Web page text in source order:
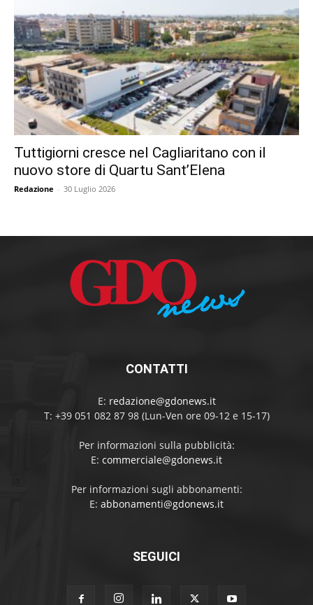
Tuttigiorni cresce nel Cagliaritano con il
nuovo store di Quartu Sant’Elena
Redazione - 30 Luglio 2026
CONTATTI
E: redazione@gdonews.it
T: +39 051 082 87 98 (Lun-Ven ore 09-12 e 15-17)
Per informazioni sulla pubblicità:
E: commerciale@gdonews.it
Per informazioni sugli abbonamenti:
E: abbonamenti@gdonews.it
SEGUICI